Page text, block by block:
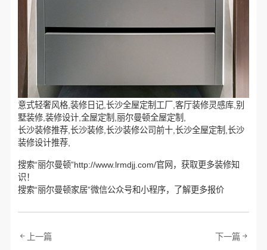
意式轻奢风格,装修日记,长沙全屋定制工厂,客厅装修灵感库,别
墅装修,装修设计,全屋定制,丽尔曼顿全屋定制,
长沙装修推荐,长沙装修,长沙装修公司前十,长沙全屋定制,长沙
装修设计推荐,
搜索“丽尔曼顿”http://www.lrmdjj.com/官网，获取更多装修知
识！
搜索“丽尔曼顿家居”微信公众号和小程序，了解更多报价
上一篇 下一篇